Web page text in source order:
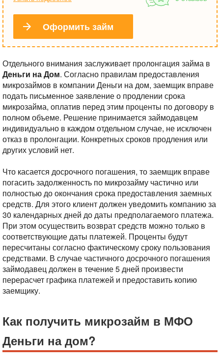
Оформить займ
Отдельного внимания заслуживает пролонгация займа в
Деньги на Дом. Согласно правилам предоставления
микрозаймов в компании Деньги на дом, заемщик вправе
подать письменное заявление о продлении срока
микрозайма, оплатив перед этим проценты по договору в
полном объеме. Решение принимается займодавцем
индивидуально в каждом отдельном случае, не исключен
отказ в пролонгации. Конкретных сроков продления или
других условий нет.
Что касается досрочного погашения, то заемщик вправе
погасить задолженность по микрозайму частично или
полностью до окончания срока предоставления заемных
средств. Для этого клиент должен уведомить компанию за
30 календарных дней до даты предполагаемого платежа.
При этом осуществить возврат средств можно только в
соответствующие даты платежей. Проценты будут
пересчитаны согласно фактическому сроку пользования
средствами. В случае частичного досрочного погашения
займодавец должен в течение 5 дней произвести
перерасчет графика платежей и предоставить копию
заемщику.
Как получить микрозайм в МФО
Деньги на дом?